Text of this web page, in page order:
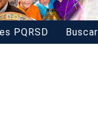
PQRSD Buscar